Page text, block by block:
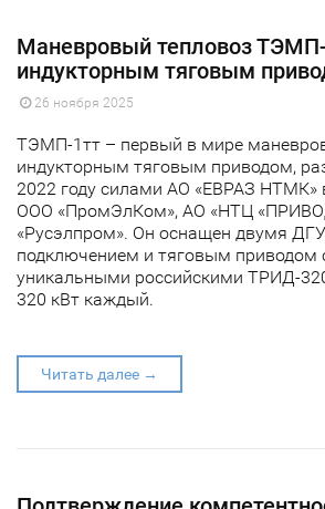
Маневровый тепловоз
индукторным тяговым
26 ноября 2025
ТЭМП-1тт – первый в мире
индукторным тяговым приводом,
2022 году силами АО «ЕВРАЗ НТМК»
ООО «ПромЭлКом», АО «НТЦ
«Русэлпром». Он оснащен двумя
подключением и тяговым приводом
уникальными российскими ТРИД-
320 кВт каждый.
Читать далее →